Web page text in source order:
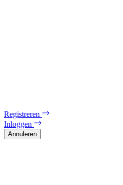
Registreren
Inloggen
Annuleren